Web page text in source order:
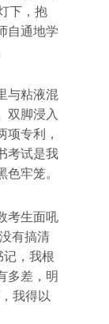
下，抱
自通地学
与粘液混
双脚浸入
项专利，
考试是我
牢笼。
考生面吼
有搞清
记，我根
多差，明
我得以